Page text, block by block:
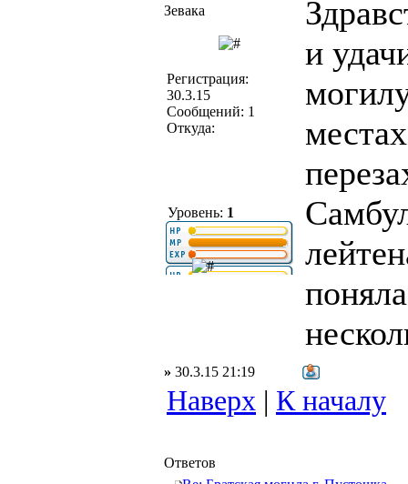
Зевака
Регистрация:
30.3.15
Сообщений: 1
Откуда:
Уровень: 1
и
» 30.3.15 21:19
Наверх | К началу
Ответов